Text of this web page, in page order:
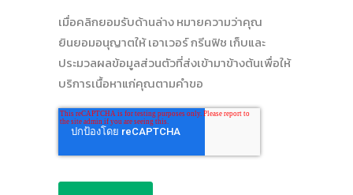
เมื่อคลิกยอมรับด้านล่าง หมายความว่าคุณ
ยินยอมอนุญาตให้ เอาเวอร์ กรีนฟิช เก็บและ
ประมวลผลข้อมูลส่วนตัวที่ส่งเข้ามาข้างต้นเพื่อให้
บริการเนื้อหาแก่คุณตามคำขอ